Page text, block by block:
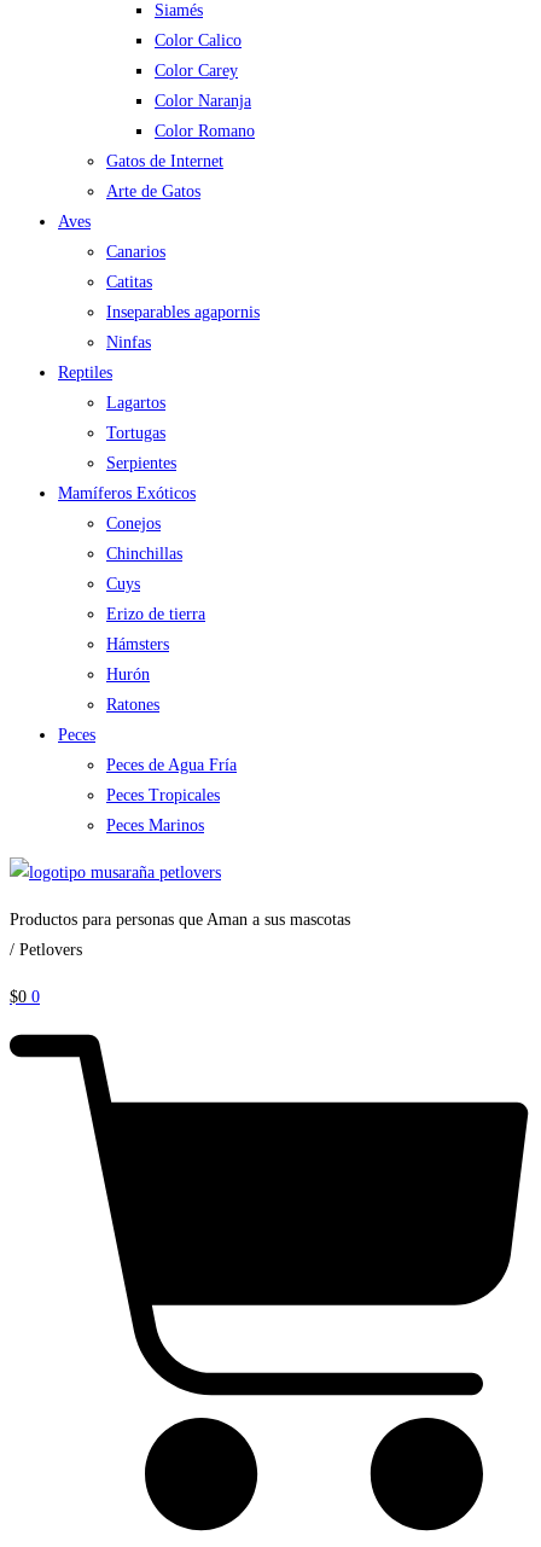
Siamés
Color Calico
Color Carey
Color Naranja
Color Romano
Gatos de Internet
Arte de Gatos
Aves
Canarios
Catitas
Inseparables agapornis
Ninfas
Reptiles
Lagartos
Tortugas
Serpientes
Mamíferos Exóticos
Conejos
Chinchillas
Cuys
Erizo de tierra
Hámsters
Hurón
Ratones
Peces
Peces de Agua Fría
Peces Tropicales
Peces Marinos
Productos para personas que Aman a sus mascotas
/ Petlovers
$0 0